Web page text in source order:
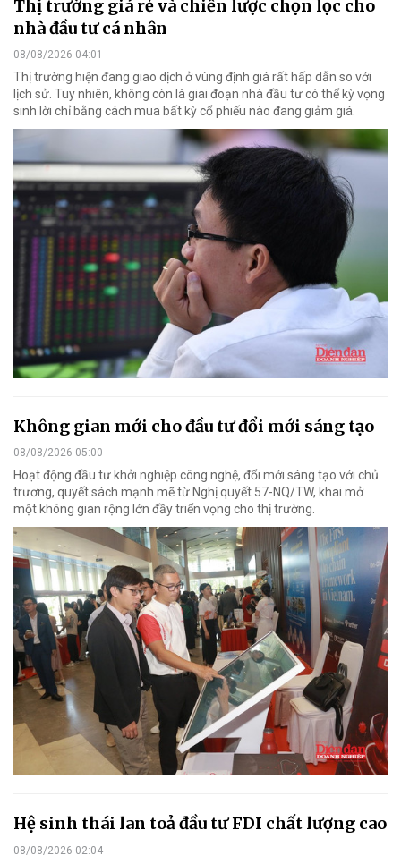
Thị trường giá rẻ và chiến lược chọn lọc cho
nhà đầu tư cá nhân
08/08/2026 04:01
Thị trường hiện đang giao dịch ở vùng định giá rất hấp dẫn so với
lịch sử. Tuy nhiên, không còn là giai đoạn nhà đầu tư có thể kỳ vọng
sinh lời chỉ bằng cách mua bất kỳ cổ phiếu nào đang giảm giá.
Không gian mới cho đầu tư đổi mới sáng tạo
08/08/2026 05:00
Hoạt động đầu tư khởi nghiệp công nghệ, đổi mới sáng tạo với chủ
trương, quyết sách mạnh mẽ từ Nghị quyết 57-NQ/TW, khai mở
một không gian rộng lớn đầy triển vọng cho thị trường.
Hệ sinh thái lan toả đầu tư FDI chất lượng cao
08/08/2026 02:04